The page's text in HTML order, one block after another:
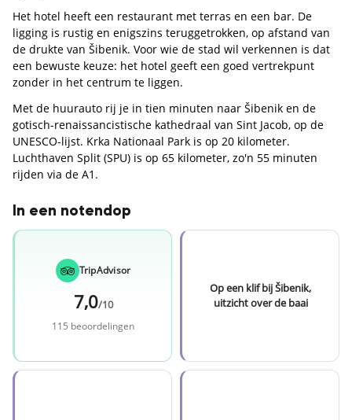
Het hotel heeft een restaurant met terras en een bar. De
ligging is rustig en enigszins teruggetrokken, op afstand van
de drukte van Šibenik. Voor wie de stad wil verkennen is dat
een bewuste keuze: het hotel geeft een goed vertrekpunt
zonder in het centrum te liggen.
Met de huurauto rij je in tien minuten naar Šibenik en de
gotisch-renaissancistische kathedraal van Sint Jacob, op de
UNESCO-lijst. Krka Nationaal Park is op 20 kilometer.
Luchthaven Split (SPU) is op 65 kilometer, zo'n 55 minuten
rijden via de A1.
In een notendop
TripAdvisor
7,0/10
115 beoordelingen
Op een klif bij Šibenik,
uitzicht over de baai